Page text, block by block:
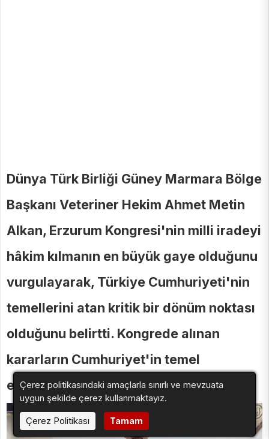
Dünya Türk Birliği Güney Marmara Bölge
Başkanı Veteriner Hekim Ahmet Metin
Alkan, Erzurum Kongresi'nin milli iradeyi
hâkim kılmanın en büyük gaye olduğunu
vurgulayarak, Türkiye Cumhuriyeti'nin
temellerini atan kritik bir dönüm noktası
olduğunu belirtti. Kongrede alınan
kararların Cumhuriyet'in temel
esaslarını oluşturduğunu dile getirdi.
Çerez politikasındaki amaçlarla sınırlı ve mevzuata
uygun şekilde çerez kullanmaktayız.
Çerez Politikası
Tamam